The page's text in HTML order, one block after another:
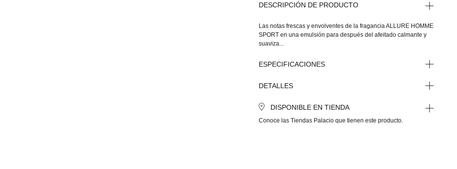
DESCRIPCIÓN DE PRODUCTO
Las notas frescas y envolventes de la fragancia ALLURE HOMME
SPORT en una emulsión para después del afeitado calmante y
suaviza...
ESPECIFICACIONES
DETALLES
DISPONIBLE EN TIENDA
Conoce las Tiendas Palacio que tienen este producto.